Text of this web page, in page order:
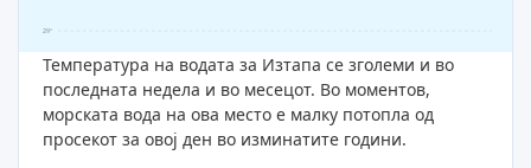
29°
Температура на водата за Изтапа се зголеми и во
последната недела и во месецот. Во моментов,
морската вода на ова место е малку потопла од
просекот за овој ден во изминатите години.